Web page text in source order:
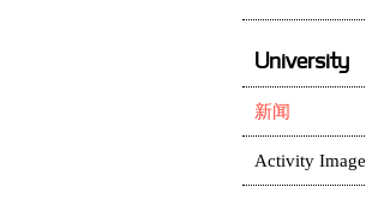
University
新闻
Activity Image